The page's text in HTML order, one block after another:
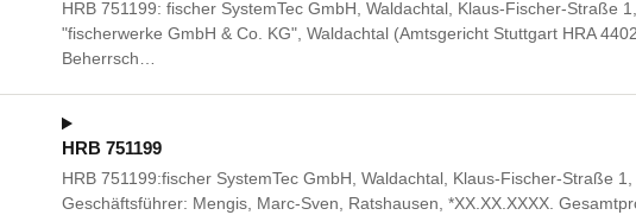
HRB 751199: fischer SystemTec GmbH, Waldachtal, Klaus-Fischer-Straße
"fischerwerke GmbH & Co. KG", Waldachtal (Amtsgericht Stuttgart HRA
Beherrsch…
HRB 751199
HRB 751199:fischer SystemTec GmbH, Waldachtal, Klaus-Fischer-Straße
Geschäftsführer: Mengis, Marc-Sven, Ratshausen, *XX.XX.XXXX.